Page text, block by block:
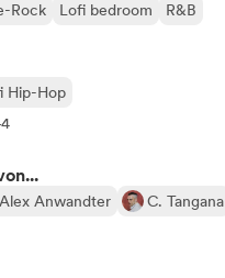
Rock Lofi bedroom
R&B
Hip-Hop
Alex Anwandter
C. Tangana